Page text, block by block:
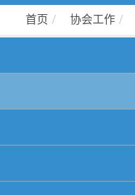
首页 / 协会工作 /